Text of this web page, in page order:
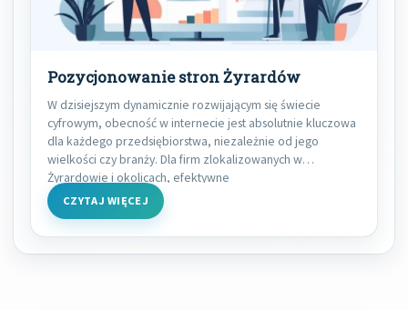
Pozycjonowanie stron Żyrardów
W dzisiejszym dynamicznie rozwijającym się świecie
cyfrowym, obecność w internecie jest absolutnie kluczowa
dla każdego przedsiębiorstwa, niezależnie od jego
wielkości czy branży. Dla firm zlokalizowanych w
Żyrardowie i okolicach, efektywne
CZYTAJ WIĘCEJ